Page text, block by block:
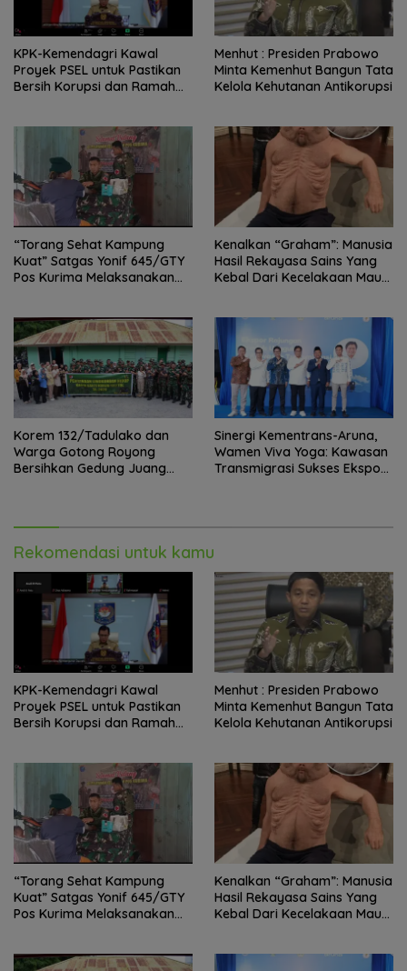
KPK-Kemendagri Kawal
Proyek PSEL untuk Pastikan
Bersih Korupsi dan Ramah
Menhut : Presiden Prabowo
Minta Kemenhut Bangun Tata
Kelola Kehutanan Antikorupsi
“Torang Sehat Kampung
Kuat” Satgas Yonif 645/GTY
Pos Kurima Melaksanakan
Kenalkan “Graham”: Manusia
Hasil Rekayasa Sains Yang
Kebal Dari Kecelakaan Maut
Korem 132/Tadulako dan
Warga Gotong Royong
Bersihkan Gedung Juang
Sinergi Kementrans-Aruna,
Wamen Viva Yoga: Kawasan
Transmigrasi Sukses Ekspor
Rekomendasi untuk kamu
KPK-Kemendagri Kawal
Proyek PSEL untuk Pastikan
Bersih Korupsi dan Ramah
Menhut : Presiden Prabowo
Minta Kemenhut Bangun Tata
Kelola Kehutanan Antikorupsi
“Torang Sehat Kampung
Kuat” Satgas Yonif 645/GTY
Pos Kurima Melaksanakan
Kenalkan “Graham”: Manusia
Hasil Rekayasa Sains Yang
Kebal Dari Kecelakaan Maut